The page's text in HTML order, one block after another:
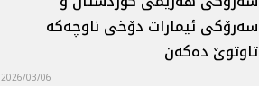
سه‌رۆكى ئيمارات دۆخى ناوچەکە
تاوتوێ دەکەن
2026/03/06